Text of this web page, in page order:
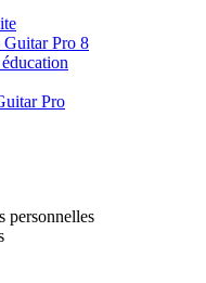
Guitar Pro 8
Pro
personnelles